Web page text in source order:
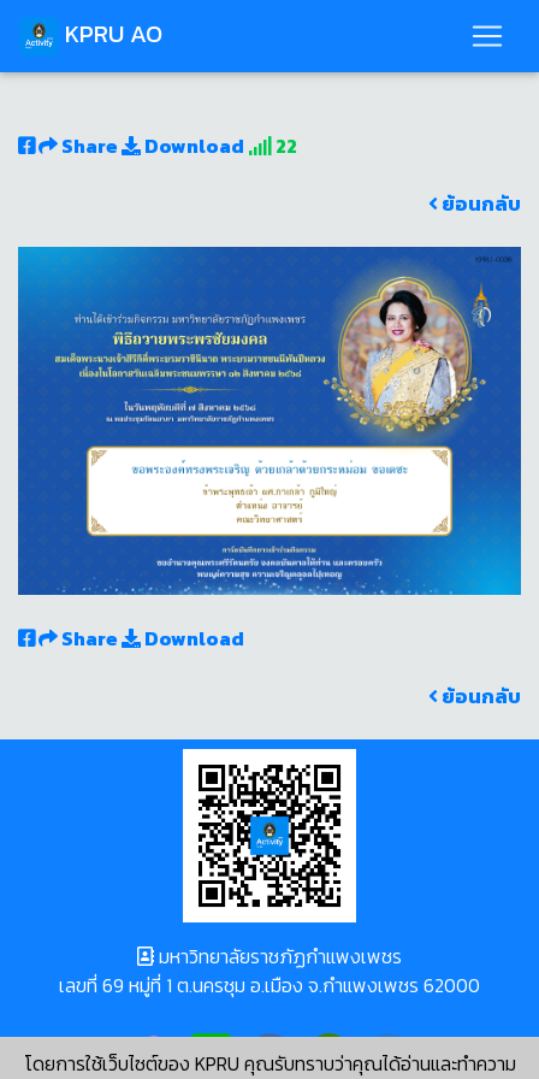
KPRU AO
Share Download
22
ย้อนกลับ
Share
Download
ย้อนกลับ
โดยการใช้เว็บไซต์ของ KPRU คุณรับทราบว่าคุณได้อ่านและทำความ
มหาวิทยาลัยราชภัฏกำแพงเพชร
เลขที่ 69 หมู่ที่ 1 ต.นครชุม อ.เมือง จ.กำแพงเพชร 62000